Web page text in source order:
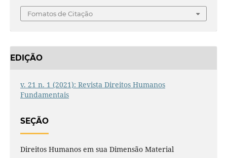
Fomatos de Citação
EDIÇÃO
v. 21 n. 1 (2021): Revista Direitos Humanos
Fundamentais
SEÇÃO
Direitos Humanos em sua Dimensão Material